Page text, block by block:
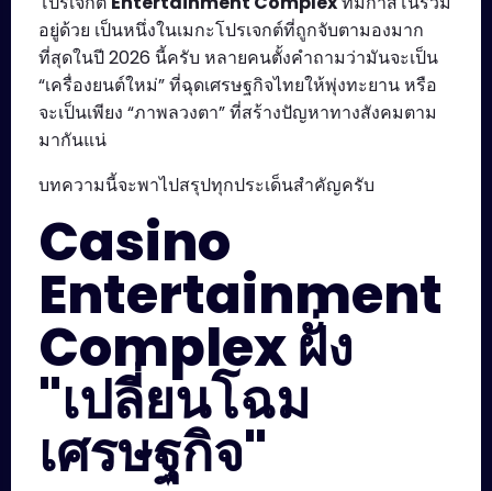
อยู่ด้วย เป็นหนึ่งในเมกะโปรเจกต์ที่ถูกจับตามองมาก
ที่สุดในปี 2026 นี้ครับ หลายคนตั้งคำถามว่ามันจะเป็น
“เครื่องยนต์ใหม่” ที่ฉุดเศรษฐกิจไทยให้พุ่งทะยาน หรือ
จะเป็นเพียง “ภาพลวงตา” ที่สร้างปัญหาทางสังคมตาม
มากันแน่
บทความนี้จะพาไปสรุปทุกประเด็นสำคัญครับ
Casino
Entertainment
Complex ฝั่ง
"เปลี่ยนโฉม
เศรษฐกิจ"